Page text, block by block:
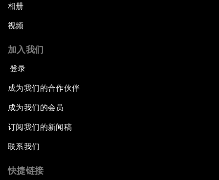
相册
视频
加入我们
登录
成为我们的合作伙伴
成为我们的会员
订阅我们的新闻稿
联系我们
快捷链接